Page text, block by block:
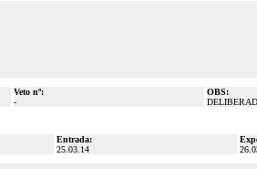
Veto nº:
-
OBS:
Entrada:
25.03.14